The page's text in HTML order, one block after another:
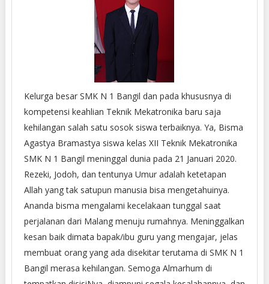
Kelurga besar SMK N 1 Bangil dan pada khususnya di
kompetensi keahlian Teknik Mekatronika baru saja
kehilangan salah satu sosok siswa terbaiknya. Ya, Bisma
Agastya Bramastya siswa kelas XII Teknik Mekatronika
SMK N 1 Bangil meninggal dunia pada 21 Januari 2020.
Rezeki, Jodoh, dan tentunya Umur adalah ketetapan
Allah yang tak satupun manusia bisa mengetahuinya.
Ananda bisma mengalami kecelakaan tunggal saat
perjalanan dari Malang menuju rumahnya. Meninggalkan
kesan baik dimata bapak/ibu guru yang mengajar, jelas
membuat orang yang ada disekitar terutama di SMK N 1
Bangil merasa kehilangan. Semoga Almarhum di